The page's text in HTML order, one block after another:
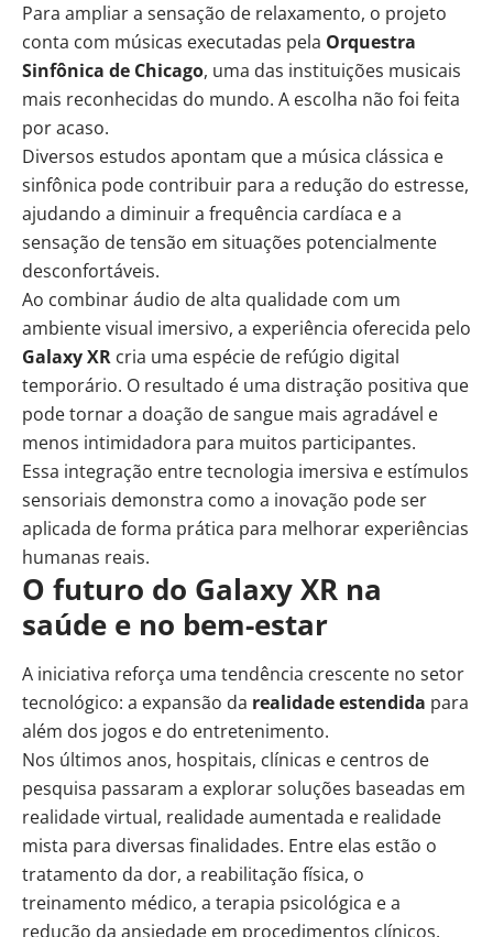
Para ampliar a sensação de relaxamento, o projeto
conta com músicas executadas pela Orquestra
Sinfônica de Chicago, uma das instituições musicais
mais reconhecidas do mundo. A escolha não foi feita
por acaso.
Diversos estudos apontam que a música clássica e
sinfônica pode contribuir para a redução do estresse,
ajudando a diminuir a frequência cardíaca e a
sensação de tensão em situações potencialmente
desconfortáveis.
Ao combinar áudio de alta qualidade com um
ambiente visual imersivo, a experiência oferecida pelo
Galaxy XR cria uma espécie de refúgio digital
temporário. O resultado é uma distração positiva que
pode tornar a doação de sangue mais agradável e
menos intimidadora para muitos participantes.
Essa integração entre tecnologia imersiva e estímulos
sensoriais demonstra como a inovação pode ser
aplicada de forma prática para melhorar experiências
humanas reais.
O futuro do Galaxy XR na
saúde e no bem-estar
A iniciativa reforça uma tendência crescente no setor
tecnológico: a expansão da realidade estendida para
além dos jogos e do entretenimento.
Nos últimos anos, hospitais, clínicas e centros de
pesquisa passaram a explorar soluções baseadas em
realidade virtual, realidade aumentada e realidade
mista para diversas finalidades. Entre elas estão o
tratamento da dor, a reabilitação física, o
treinamento médico, a terapia psicológica e a
redução da ansiedade em procedimentos clínicos.